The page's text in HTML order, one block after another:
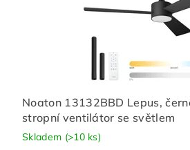
Noaton 13132BBD Lepus,
stropní ventilátor se světlem
Skladem (>10 ks)